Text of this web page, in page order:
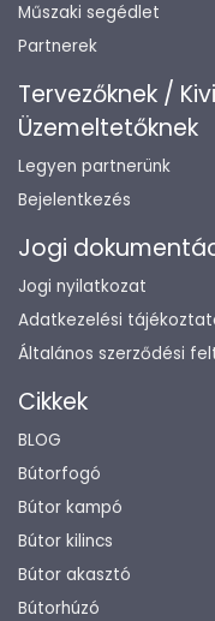
Műszaki segédlet
Partnerek
Tervezőknek /
Üzemeltetőknek
Legyen partnerünk
Bejelentkezés
Jogi
Jogi nyilatkozat
Adatkezelési
Általános szerződési
Cikkek
BLOG
Bútorfogó
Bútor kampó
Bútor kilincs
Bútor akasztó
Bútorhúzó